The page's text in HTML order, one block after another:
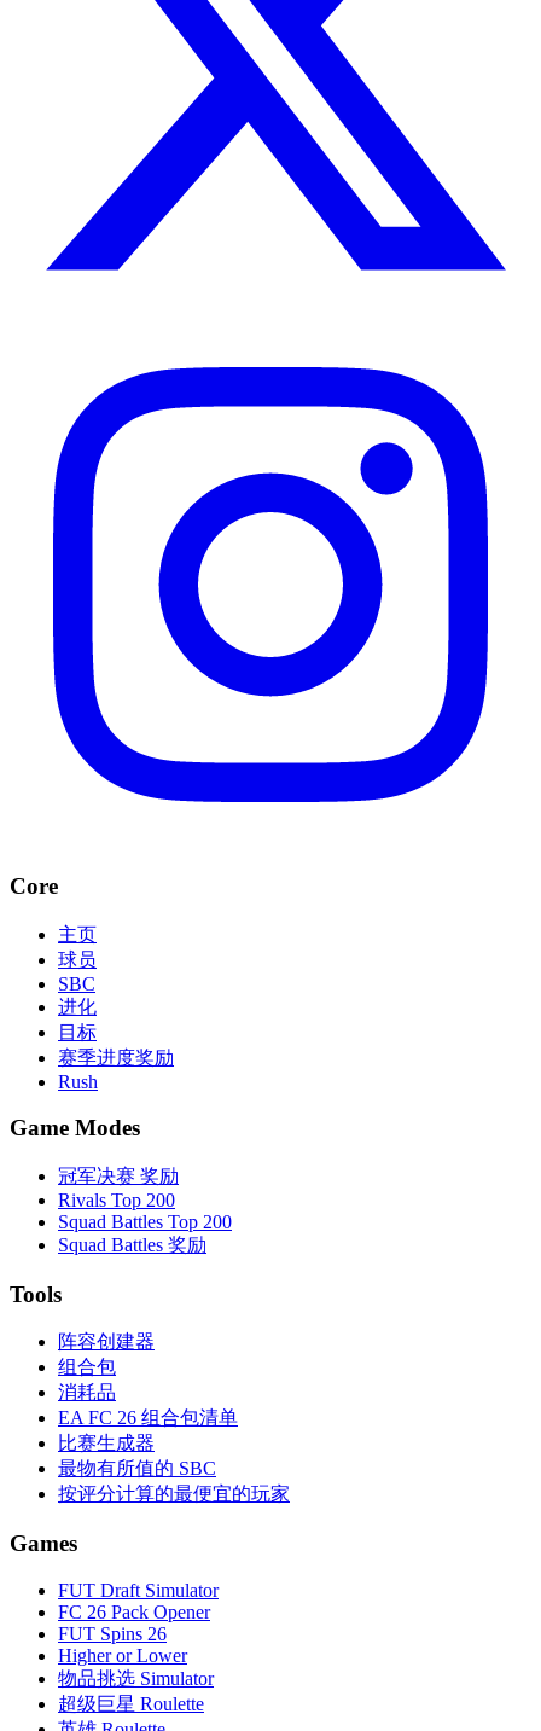
Core
主页
球员
SBC
进化
目标
赛季进度奖励
Rush
Game Modes
冠军决赛 奖励
Rivals Top 200
Squad Battles Top 200
Squad Battles 奖励
Tools
阵容创建器
组合包
消耗品
EA FC 26 组合包清单
比赛生成器
最物有所值的 SBC
按评分计算的最便宜的玩家
Games
FUT Draft Simulator
FC 26 Pack Opener
FUT Spins 26
Higher or Lower
物品挑选 Simulator
超级巨星 Roulette